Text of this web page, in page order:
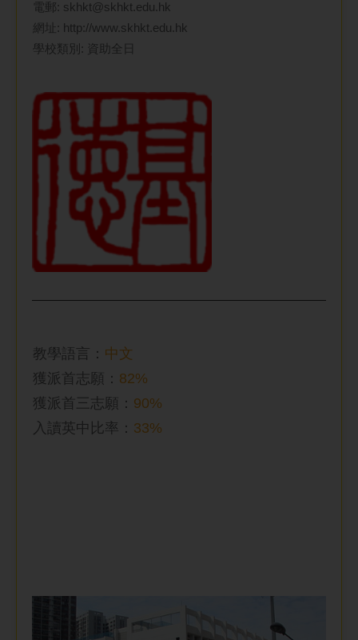
電郵: skhkt@skhkt.edu.hk
網址: http://www.skhkt.edu.hk
學校類別: 資助全日
教學語言： 中文
獲派首志願： 82%
獲派首三志願： 90%
入讀英中比率 ： 33%